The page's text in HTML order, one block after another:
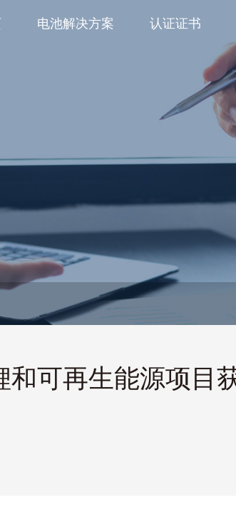
电池解决方案 认证证书
可再生能源项目